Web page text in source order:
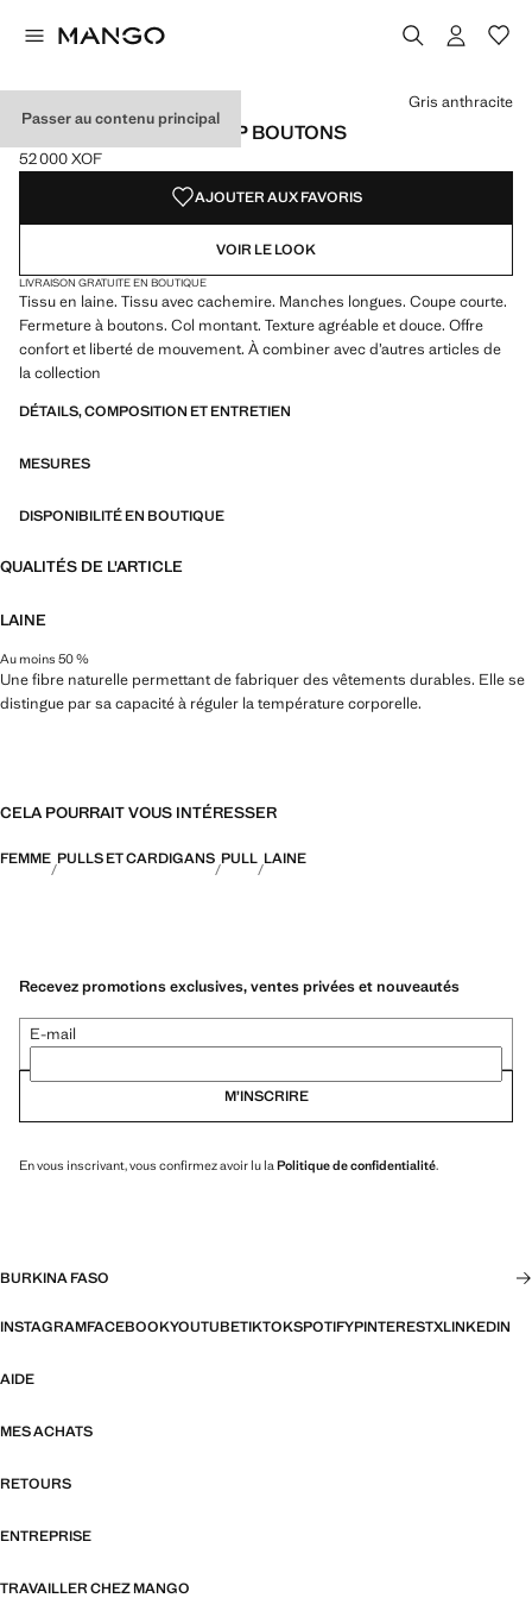
Passer au contenu principal
CARDIGAN LAINE CROP BOUTONS
Prix actuel [52 000 XOF ]
52 000 XOF
Choisissez une couleur
Couleur Gris anthracite sélectionnée
Gris anthracite
AJOUTER AUX FAVORIS
VOIR LE LOOK
LIVRAISON GRATUITE EN BOUTIQUE
Tissu en laine. Tissu avec cachemire. Manches longues. Coupe courte.
Fermeture à boutons. Col montant. Texture agréable et douce. Offre
confort et liberté de mouvement. À combiner avec d’autres articles de
la collection
DÉTAILS, COMPOSITION ET ENTRETIEN
MESURES
DISPONIBILITÉ EN BOUTIQUE
QUALITÉS DE L'ARTICLE
LAINE
Au moins 50 %
Une fibre naturelle permettant de fabriquer des vêtements durables. Elle se
distingue par sa capacité à réguler la température corporelle.
CELA POURRAIT VOUS INTÉRESSER
FEMME PULLS ET CARDIGANS PULL LAINE
Recevez promotions exclusives, ventes privées et nouveautés
E-mail
M’INSCRIRE
En vous inscrivant, vous confirmez avoir lu laPolitique de confidentialité.
BURKINA FASO
INSTAGRAMFACEBOOKYOUTUBETIKTOKSPOTIFYPINTERESTXLINKEDIN
AIDE
MES ACHATS
RETOURS
ENTREPRISE
TRAVAILLER CHEZ MANGO